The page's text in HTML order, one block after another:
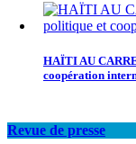
HAÏTI AU
coopération
Revue de presse